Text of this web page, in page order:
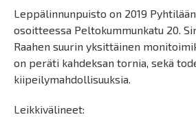
Leppälinnunpuisto on 2019
osoitteessa Peltokummunkatu 20.
Raahen suurin yksittäinen
on peräti kahdeksan tornia, sekä
kiipeilymahdollisuuksia.
Leikkivälineet: